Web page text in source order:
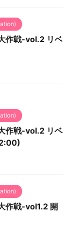
作戦-vol.2 リベ
作戦-vol.2 リベ
作戦-vol1.2 開